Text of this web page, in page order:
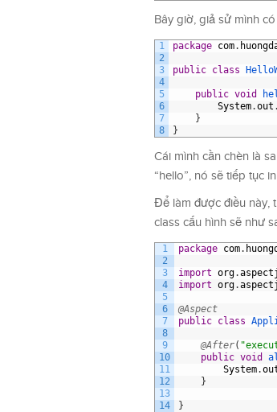
Bây giờ, giả sử mình
1
2
3
4
5
6
7
8
package com.
public class
public void
System.out .
}
}
Cái mình cần chèn là
“hello”, nó sẽ tiếp tục
Để làm được điều này,
class cấu hình sẽ như
1
2
3
4
5
6
7
8
9
10
11
12
13
14
package com.
import org.aspectj
import org.aspectj
@Aspect
public class
@After(
public void
System.
}
}